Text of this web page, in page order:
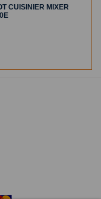
CUISINIER MIXER